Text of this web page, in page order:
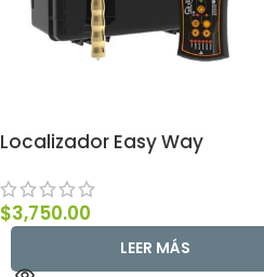
Localizador Easy Way
$3,750.00
LEER MÁS